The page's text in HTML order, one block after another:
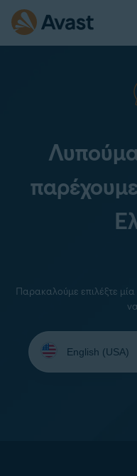
Παρακαλούμε επιλέξτε
your